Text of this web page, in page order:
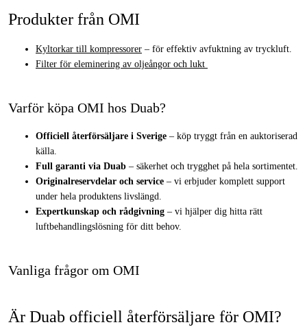
Produkter från OMI
Kyltorkar till kompressorer – för effektiv avfuktning av tryckluft.
Filter för eleminering av oljeångor och lukt
Varför köpa OMI hos Duab?
Officiell återförsäljare i Sverige – köp tryggt från en auktoriserad
källa.
Full garanti via Duab – säkerhet och trygghet på hela sortimentet.
Originalreservdelar och service – vi erbjuder komplett support
under hela produktens livslängd.
Expertkunskap och rådgivning – vi hjälper dig hitta rätt
luftbehandlingslösning för ditt behov.
Vanliga frågor om OMI
Är Duab officiell återförsäljare för OMI?